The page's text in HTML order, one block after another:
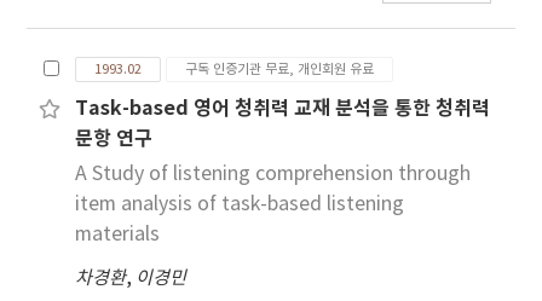
1993.02 구독 인증기관 무료, 개인회원 유료
Task-based 영어 청취력 교재 분석을 통한 청취력
문항 연구
A Study of listening comprehension through
item analysis of task-based listening
materials
차경환, 이경민